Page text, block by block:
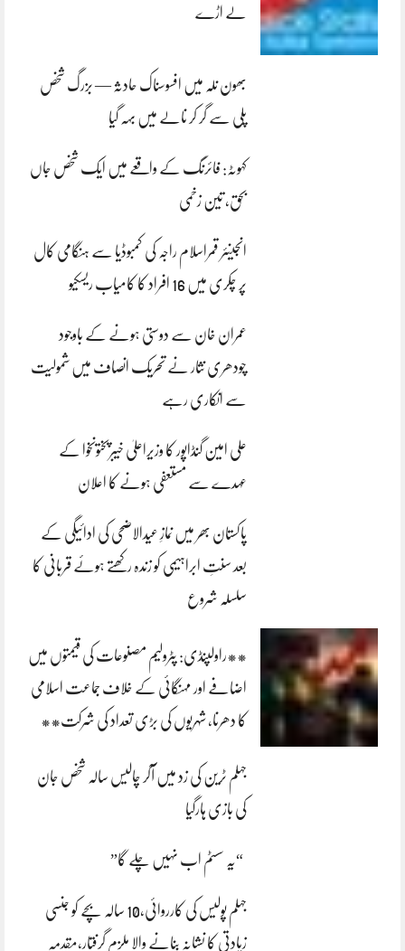
لے اڑے
بھون نلہ میں افسوسناک حادثہ — بزرگ شخص
پلی سے گر کر نالے میں بہہ گیا
کہوٹہ: فائرنگ کے واقعے میں ایک شخص جاں
بحق، تین زخمی
انجینئر قمراسلام راجہ کی کمبوڈیا سے ہنگامی کال
پر چکری میں 16 افراد کا کامیاب ریسکیو
عمران خان سے دوستی ہونے کے باوجود
چودھری نثار نے تحریک انصاف میں شمولیت
سے انکاری رہے
علی امین گنڈاپور کا وزیراعلیٰ خیبرپختونخوا کے
عہدے سے مستعفی ہونے کا اعلان
پاکستان بھر میں نمازِ عیدالاضحی کی ادائیگی کے
بعد سنتِ ابراہیمی کو زندہ رکھتے ہوئے قربانی کا
سلسلہ شروع
**راولپنڈی: پٹرولیم مصنوعات کی قیمتوں میں
اضافے اور مہنگائی کے خلاف جماعت اسلامی
کا دھرنا، شہریوں کی بڑی تعداد کی شرکت**
جہلم ٹرین کی زد میں آکر چالیس سالہ شخص جان
کی بازی ہارگیا
“یہ سسٹم اب نہیں چلے گا”
جہلم پولیس کی کارروائی،10 سالہ بچے کو جنسی
زیادتی کا نشانہ بنانے والا ملزم گرفتار،مقدمہ